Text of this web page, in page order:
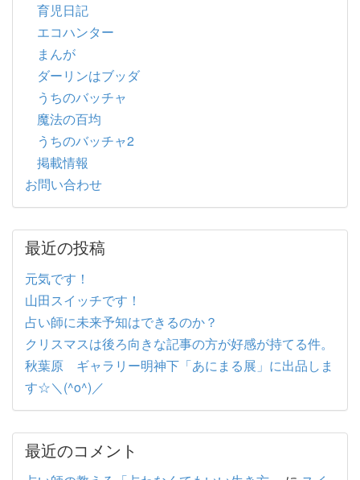
育児日記
エコハンター
まんが
ダーリンはブッダ
うちのバッチャ
魔法の百均
うちのバッチャ2
掲載情報
お問い合わせ
最近の投稿
元気です！
山田スイッチです！
占い師に未来予知はできるのか？
クリスマスは後ろ向きな記事の方が好感が持てる件。
秋葉原 ギャラリー明神下「あにまる展」に出品しま
す☆＼(^o^)／
最近のコメント